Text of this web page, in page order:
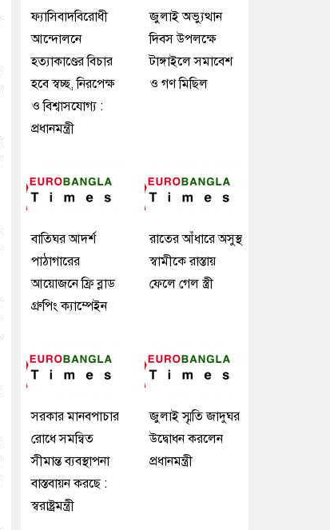
ফ্যাসিবাদবিরোধী
আন্দোলনে
হত্যাকাণ্ডের বিচার
হবে স্বচ্ছ, নিরপেক্ষ
ও বিশ্বাসযোগ্য :
প্রধানমন্ত্রী
জুলাই অভ্যুত্থান
দিবস উপলক্ষে
টাঙ্গাইলে সমাবেশ
ও গণ মিছিল
বাতিঘর আদর্শ
পাঠাগারের
আয়োজনে ফ্রি ব্লাড
গ্রুপিং ক্যাম্পেইন
রাতের আঁধারে অসুস্থ
স্বামীকে রাস্তায়
ফেলে গেল স্ত্রী
সরকার মানবপাচার
রোধে সমন্বিত
সীমান্ত ব্যবস্থাপনা
বাস্তবায়ন করছে :
স্বরাষ্ট্রমন্ত্রী
জুলাই স্মৃতি জাদুঘর
উদ্বোধন করলেন
প্রধানমন্ত্রী